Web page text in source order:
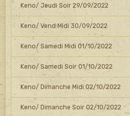
Keno/ Jeudi Soir 29/09/2022
Keno/ Vend Midi 30/09/2022
Keno/ Samedi Midi 01/10/2022
Keno/ Samedi Soir 01/10/2022
Keno/ Dimanche Midi 02/10/2022
Keno/ Dimanche Soir 02/10/2022